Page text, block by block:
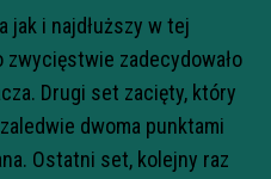
jak i najdłuższy w tej
zadecydowało
Drugi set zacięty, który
dwoma punktami
Ostatni set, kolejny raz